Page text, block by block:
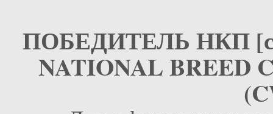
ПОБЕДИТЕЛЬ НКП [с
NATIONAL BREED